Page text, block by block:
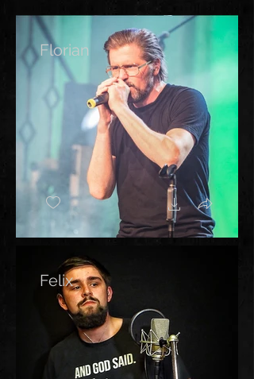
Florian
Felix